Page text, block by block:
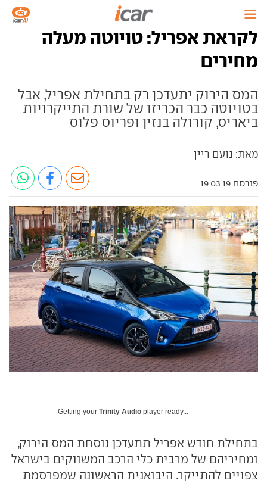
לקראת אפריל: טויוטה מעלה
מחירים
המס הירוק יתעדכן רק בתחילת אפריל, אבל
בטויוטה כבר הכריזו של שורת התייקרויות
ביאריס, קורולה בנזין ופריוס פלוס
מאת: נועם ריין
פורסם 19.03.19
Getting your Trinity Audio player ready...
בתחילת חודש אפריל תתעדכן נוסחת המס הירוק,
ומחיריהם של מרבית כלי הרכב המשווקים בישראל
צפויים להתייקר. היבואנית הראשונה שמפרסמת